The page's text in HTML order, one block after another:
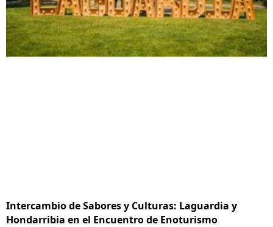
Intercambio de Sabores y Culturas: Laguardia y
Hondarribia en el Encuentro de Enoturismo